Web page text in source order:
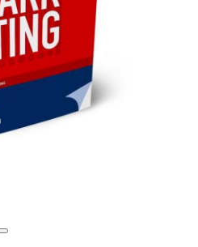
Search